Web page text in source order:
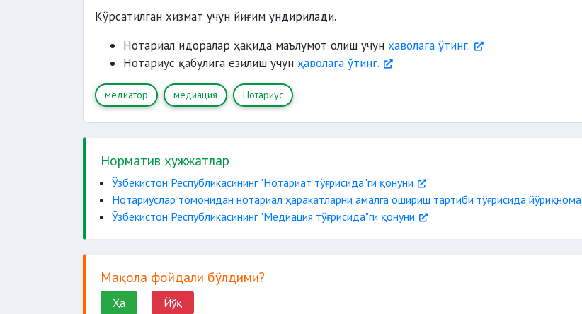
Кўрсатилган хизмат учун йиғим ундирилади.
Нотариал идоралар ҳақида маълумот олиш учун ҳаволага ўтинг.
Нотариус қабулига ёзилиш учун ҳаволага ўтинг.
медиатор медиация Нотариус
Норматив ҳужжатлар
Ўзбекистон Республикасининг "Нотариат тўғрисида"ги қонуни
Нотариуслар томонидан нотариал ҳаракатларни амалга ошириш тартиби тўғрисида йўриқнома
Ўзбекистон Республикасининг "Медиация тўғрисида"ги қонуни
Мақола фойдали бўлдими?
Ҳа Йўқ